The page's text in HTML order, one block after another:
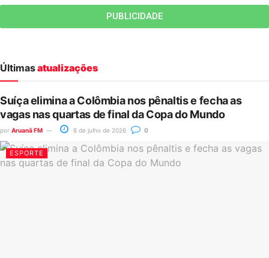
PUBLICIDADE
Últimasatualizações
Suíça elimina a Colômbia nos pênaltis e fecha as
vagas nas quartas de final da Copa do Mundo
por Aruanã FM 8 de julho de 2026 0
ESPORTE